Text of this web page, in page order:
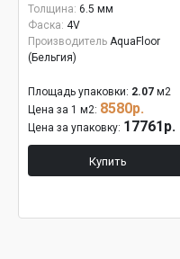
Толщина: 6.5 мм
Фаска: 4V
Производитель AquaFloor
(Бельгия)
Площадь упаковки: 2.07 м2
Цена за 1 м2: 8580р.
Цена за упаковку: 17761р.
Купить